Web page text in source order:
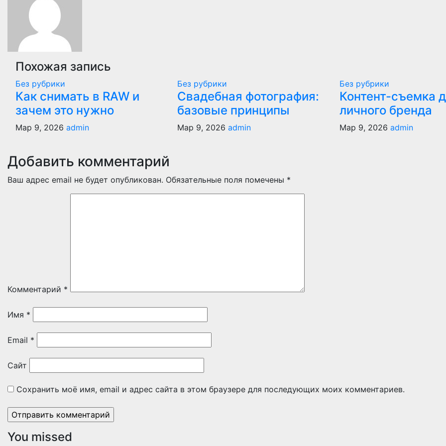
записям
Похожая запись
Без рубрики
Как снимать в RAW и
зачем это нужно
Мар 9, 2026 admin
Без рубрики
Свадебная фотография:
базовые принципы
Мар 9, 2026 admin
Без рубрики
Контент-съемка
личного бренда
Мар 9, 2026 admin
Добавить комментарий
Ваш адрес email не будет опубликован. Обязательные поля помечены *
Комментарий *
Имя *
Email *
Сайт
Сохранить моё имя, email и адрес сайта в этом браузере для последующих моих комментариев.
You missed